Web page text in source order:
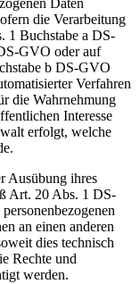
Daten
die Verarbeitung
1 Buchstabe a DS-
GVO oder auf
b DS-GVO
Verfahren
die Wahrnehmung
Interesse
erfolgt, welche
Ausübung ihres
Art. 20 Abs. 1 DS-
an einen anderen
dies technisch
Rechte und
werden.